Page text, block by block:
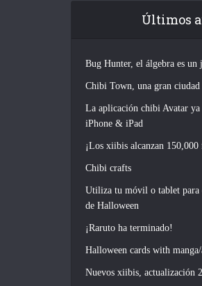
Últimos
Bug Hunter, el álgebra es un
Chibi Town, una gran
La aplicación chibi Avatar ya
iPhone & iPad
¡Los xiibis alcanzan 150,000
Chibi crafts
Utiliza tu móvil o tablet
de Halloween
¡Raruto ha terminado!
Halloween cards with
Nuevos xiibis, actualización